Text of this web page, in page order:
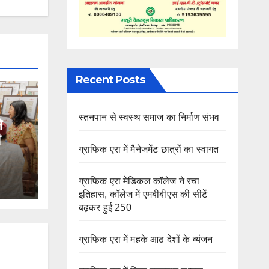
Recent Posts
स्तनपान से स्वस्थ समाज का निर्माण संभव
ग्राफिक एरा में मैनेजमेंट छात्रों का स्वागत
ग्राफिक एरा मेडिकल कॉलेज ने रचा
इतिहास, कॉलेज में एमबीबीएस की सीटें
बढ़कर हुईं 250
ग्राफिक एरा में महके आठ देशों के व्यंजन